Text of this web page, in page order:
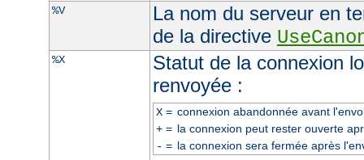
%V
La nom du serveur en
de la directive
%X
Statut de la connexion
renvoyée :
X= connexion abandonnée avant
+= la connexion peut rester ouverte
- = la connexion sera fermée après